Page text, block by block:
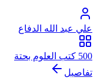
علي عبد الله الدفاع
500 كتب العلوم بحتة
تفاصيل